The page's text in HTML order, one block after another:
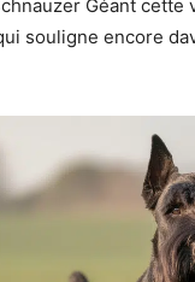
Géant
souligne encore